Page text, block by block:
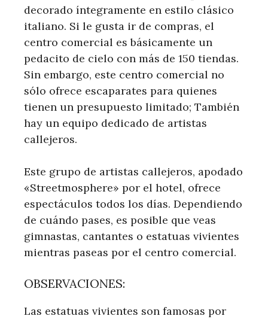
decorado íntegramente en estilo clásico
italiano. Si le gusta ir de compras, el
centro comercial es básicamente un
pedacito de cielo con más de 150 tiendas.
Sin embargo, este centro comercial no
sólo ofrece escaparates para quienes
tienen un presupuesto limitado; También
hay un equipo dedicado de artistas
callejeros.
Este grupo de artistas callejeros, apodado
«Streetmosphere» por el hotel, ofrece
espectáculos todos los días. Dependiendo
de cuándo pases, es posible que veas
gimnastas, cantantes o estatuas vivientes
mientras paseas por el centro comercial.
OBSERVACIONES:
Las estatuas vivientes son famosas por